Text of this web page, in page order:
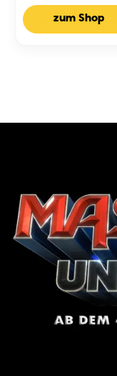
Mendes
zum Shop